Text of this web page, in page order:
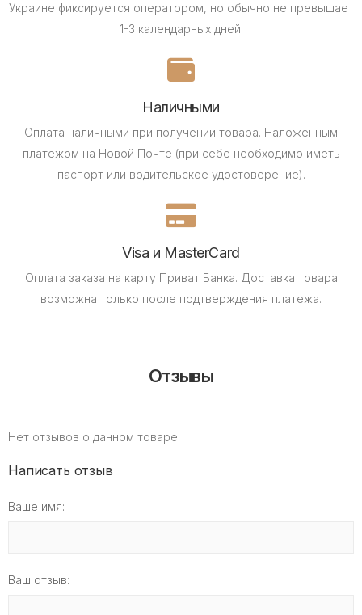
Украине фиксируется оператором, но обычно не превышает
1-3 календарных дней.
Наличными
Оплата наличными при получении товара. Наложенным
платежом на Новой Почте (при себе необходимо иметь
паспорт или водительское удостоверение).
Visa и MasterCard
Оплата заказа на карту Приват Банка. Доставка товара
возможна только после подтверждения платежа.
Отзывы
Нет отзывов о данном товаре.
Написать отзыв
Ваше имя:
Ваш отзыв: